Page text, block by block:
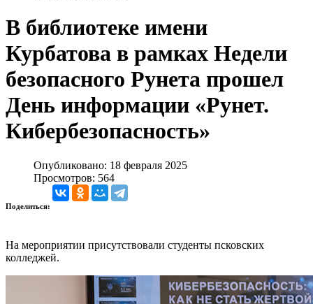
В библиотеке имени
Курбатова в рамках Недели
безопасного Рунета прошел
День информации «Рунет.
Кибербезопасность»
Опубликовано: 18 февраля 2025
Просмотров: 564
Поделиться:
На мероприятии присутствовали студенты псковских
колледжей.